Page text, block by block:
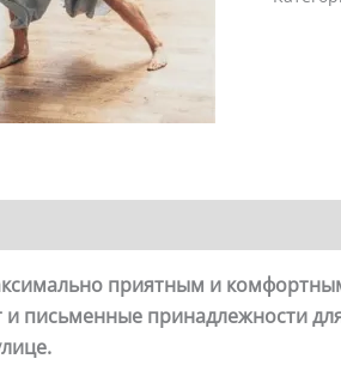
приятным и
письменные принадлежности